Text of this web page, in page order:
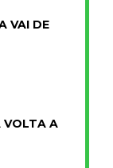
VAI DE
VOLTA A